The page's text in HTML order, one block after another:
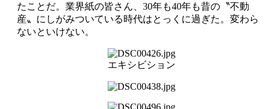
たことだ。業界紙の皆さん、30年も40年も昔の〝不動
産〟にしがみついている時代はとっくに過ぎた。変わら
ないといけない。
エキシビション